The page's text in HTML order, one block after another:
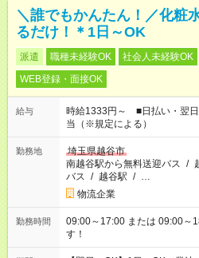
＼誰でもかんたん！／化粧
るだけ！＊1日～OK
派遣 職種未経験OK 社会人未経験OK
WEB登録・面接OK
給与
時給1333円～ ■日払い・翌
当（※規定による）
勤務地
埼玉県越谷市
南越谷駅から無料送迎バス /
バス / 越谷駅 / …
物流企業
勤務時間
09:00～17:00 または 09:00～
す！